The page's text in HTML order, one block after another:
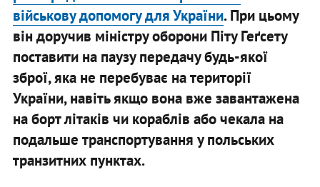
військову допомогу для України. При цьому
він доручив міністру оборони Піту Геґсету
поставити на паузу передачу будь-якої
зброї, яка не перебуває на території
України, навіть якщо вона вже завантажена
на борт літаків чи кораблів або чекала на
подальше транспортування у польських
транзитних пунктах.